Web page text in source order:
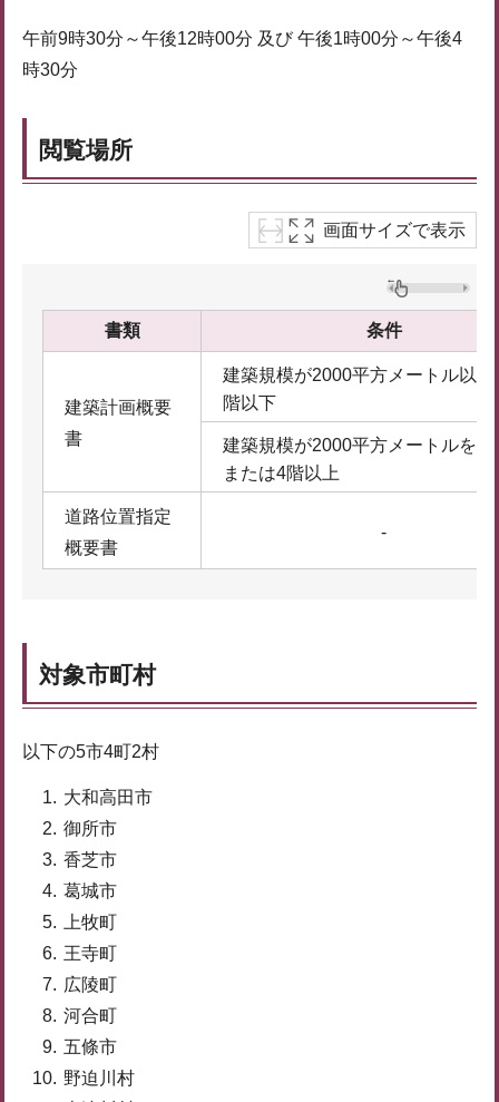
午前9時30分～午後12時00分 及び 午後1時00分～午後4
時30分
閲覧場所
画面サイズで表示
書類 条件
建築計画概要
書
建築規模が2000平方メートル以下
階以下
建築規模が2000平方メートルを超
または4階以上
道路位置指定
概要書
-
対象市町村
以下の5市4町2村
大和高田市
御所市
香芝市
葛城市
上牧町
王寺町
広陵町
河合町
五條市
野迫川村